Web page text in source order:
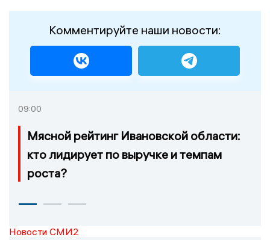
Комментируйте наши новости:
09:00
Мясной рейтинг Ивановской области:
кто лидирует по выручке и темпам
роста?
Новости СМИ2